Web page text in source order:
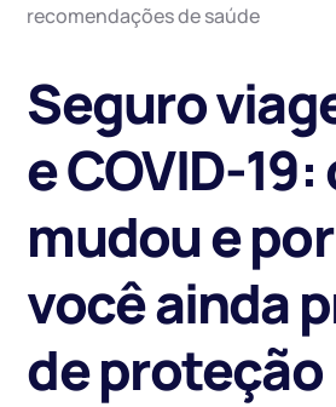
recomendações de saúde
Seguro
e COVID-19:
mudou e
você ainda
de proteção